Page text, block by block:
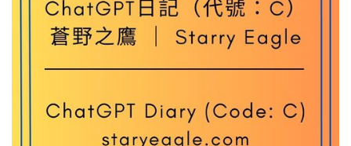
場
關
實